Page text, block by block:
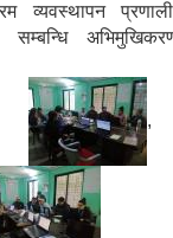
व्यवस्थापन
सम्बन्धि